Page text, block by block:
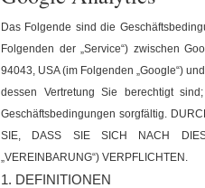
Das Folgende sind die
Folgenden der „Service“) zwischen
94043, USA (im Folgenden „Google“)
dessen Vertretung Sie berechtigt
Geschäftsbedingungen sorgfältig.
SIE, DASS SIE SICH NACH
„VEREINBARUNG“) VERPFLICHTEN.
1. DEFINITIONEN